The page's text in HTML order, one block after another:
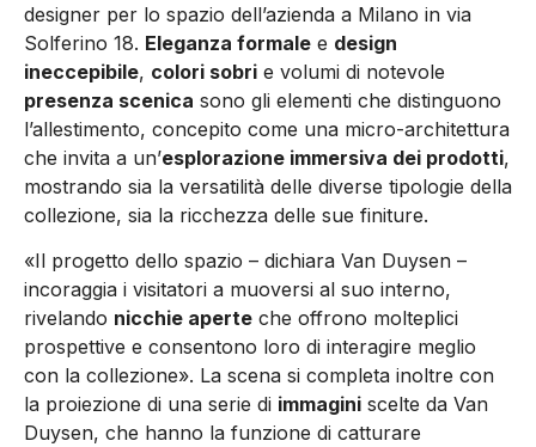
designer per lo spazio dell’azienda a Milano in via
Solferino 18. Eleganza formale e design
ineccepibile, colori sobri e volumi di notevole
presenza scenica sono gli elementi che distinguono
l’allestimento, concepito come una micro-architettura
che invita a un’esplorazione immersiva dei prodotti,
mostrando sia la versatilità delle diverse tipologie della
collezione, sia la ricchezza delle sue finiture.
«Il progetto dello spazio – dichiara Van Duysen –
incoraggia i visitatori a muoversi al suo interno,
rivelando nicchie aperte che offrono molteplici
prospettive e consentono loro di interagire meglio
con la collezione». La scena si completa inoltre con
la proiezione di una serie di immagini scelte da Van
Duysen, che hanno la funzione di catturare